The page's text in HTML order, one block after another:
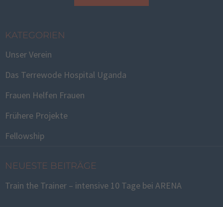
KATEGORIEN
Unser Verein
Das Terrewode Hospital Uganda
Frauen Helfen Frauen
Frühere Projekte
Fellowship
NEUESTE BEITRÄGE
Train the Trainer – intensive 10 Tage bei ARENA